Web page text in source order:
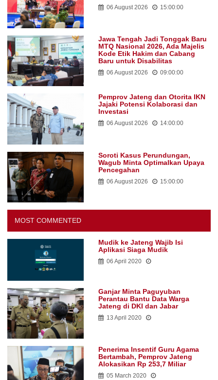
06 August 2026 15:00:00
Jawa Tengah Jadi Tonggak Baru
MTQ Nasional 2026, Ada Majelis
Kode Etik Hakim dan Cabang
Baru untuk Disabilitas
06 August 2026 09:00:00
Pemprov Jateng dan Otorita IKN
Jajaki Potensi Kolaborasi dan
Investasi
06 August 2026 14:00:00
Soroti Kasus Perundungan,
Wagub Minta Optimalkan Upaya
Pencegahan
06 August 2026 15:00:00
MOST COMMENTED
Mudik ke Jateng Wajib Isi
Aplikasi Siaga Mudik
06 April 2020
Ganjar Minta Paguyuban
Perantau Bantu Data Warga
Jateng di DKI dan Jabar
13 April 2020
Penerima Insentif Guru Agama
Bertambah, Pemprov Jateng
Alokasikan Rp 253,7 Miliar
05 March 2020